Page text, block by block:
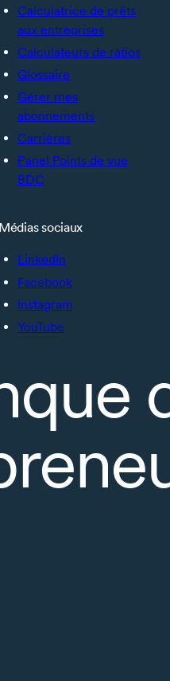
Calculatrice de prêts
aux entreprises
Calculateurs de ratios
Glossaire
Gérer mes
abonnements
Carrières
Panel Points de vue
BDC
Médias sociaux
LinkedIn
Facebook
Instagram
YouTube